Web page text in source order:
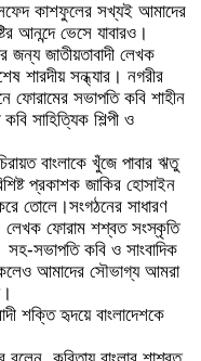
সফেদ কাশফুলের সখ্যই আমাদের
আনন্দে ভেসে যাবারও।
জন্য জাতীয়তাবাদী লেখক
শারদীয় সন্ধ্যার। নগরীর
ফোরামের সভাপতি কবি শাহীন
সাহিত্যিক শিল্পী ও
বাংলাকে খুঁজে পাবার ঋতু
প্রকাশক জাকির হোসাইন
তোলে।সংগঠনের সাধারণ
লেখক ফোরাম শশ্বত সংস্কৃতি
সভাপতি কবি ও সাংবাদিক
আমাদের সৌভাগ্য আমরা
শক্তি হৃদয়ে বাংলাদেশকে